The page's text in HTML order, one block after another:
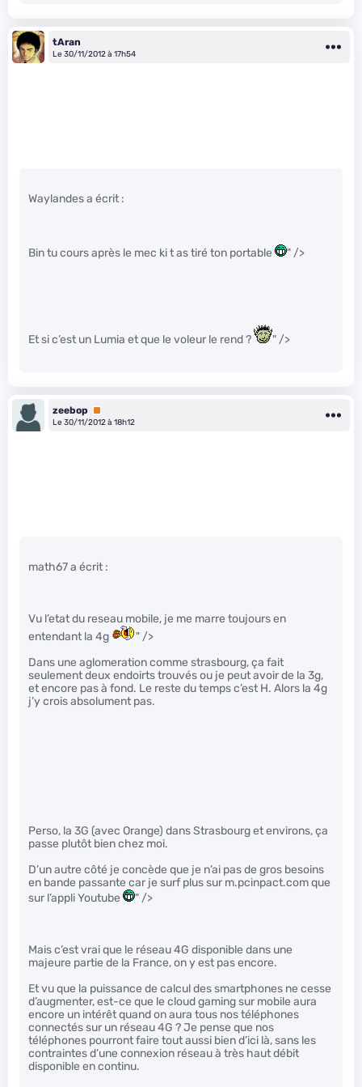
tAran
Le 30/11/2012 à 17h54
Waylandes a écrit :
Bin tu cours après le mec ki t as tiré ton portable " />
Et si c’est un Lumia et que le voleur le rend ? " />
zeebop
Premium
Le 30/11/2012 à 18h12
math67 a écrit :
Vu l’etat du reseau mobile, je me marre toujours en
entendant la 4g
" />
Dans une aglomeration comme strasbourg, ça fait
seulement deux endoirts trouvés ou je peut avoir de la 3g,
et encore pas à fond. Le reste du temps c’est H. Alors la 4g
j’y crois absolument pas.
Perso, la 3G (avec Orange) dans Strasbourg et environs, ça
passe plutôt bien chez moi.
D’un autre côté je concède que je n’ai pas de gros besoins
en bande passante car je surf plus sur m.pcinpact.com que
sur l’appli Youtube
" />
Mais c’est vrai que le réseau 4G disponible dans une
majeure partie de la France, on y est pas encore.
Et vu que la puissance de calcul des smartphones ne cesse
d’augmenter, est-ce que le cloud gaming sur mobile aura
encore un intérêt quand on aura tous nos téléphones
connectés sur un réseau 4G ? Je pense que nos
téléphones pourront faire tout aussi bien d’ici là, sans les
contraintes d’une connexion réseau à très haut débit
disponible en continu.